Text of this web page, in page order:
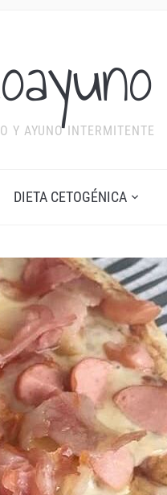
Y AYUNO INTERMITENTE
DIETA CETOGÉNICA